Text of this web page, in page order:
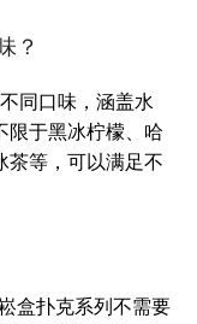
？
同口味，涵盖水
限于黑冰柠檬、哈
茶等，可以满足不
盒扑克系列不需要